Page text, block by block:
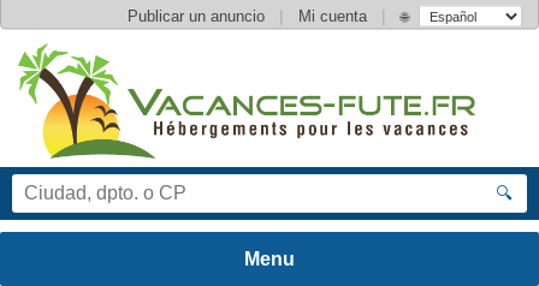
Publicar un anuncio | Mi cuenta | 🌐
🔍